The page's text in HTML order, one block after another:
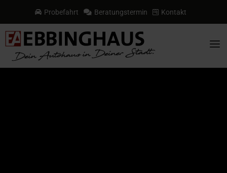
 Probefahrt  Beratungstermin  Kontakt
a